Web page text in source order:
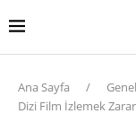
Ana Sayfa / Genel
Dizi Film İzlemek